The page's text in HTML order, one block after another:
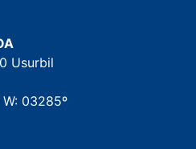
Usurbil
03285º